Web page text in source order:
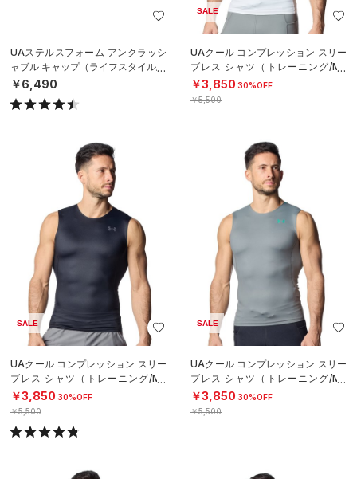
UAステルスフォーム アンクラッシ
ャブル キャップ（ライフスタイル/U
NISEX）
￥6,490
SALE
UAクール コンプレッション スリー
ブレス シャツ（トレーニング/ME
N）
￥3,850 30%OFF
￥5,500
SALE
UAクール コンプレッション スリー
ブレス シャツ（トレーニング/ME
N）
￥3,850 30%OFF
￥5,500
SALE
UAクール コンプレッション スリー
ブレス シャツ（トレーニング/ME
N）
￥3,850 30%OFF
￥5,500